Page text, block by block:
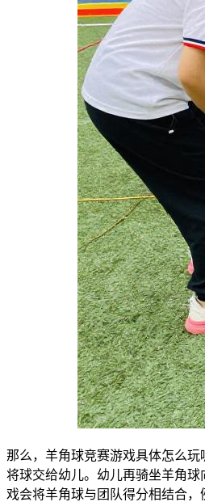
那么，羊角球竞赛游戏具体怎么
将球交给幼儿。幼儿再骑坐羊角
戏会将羊角球与团队得分相结合，